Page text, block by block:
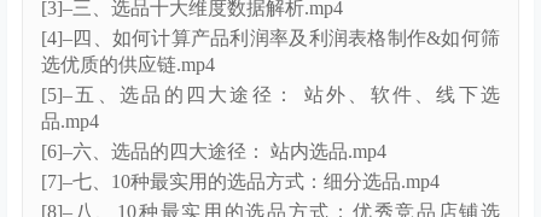
[18]–十八、Automotive 类目选品实操【2025.05.28
】.mp4
[18]–十八、不同类目选品实操.mp4
[19]–十九、Baby 类目选品实操【2025.06.03】.mp4
[1]–一、课程前言&卖家类型决定选品方向和店铺规
划.mp4
[20]–二十、Beauty & Personal Care 类目选品实操
【2025.06.04】.mp4